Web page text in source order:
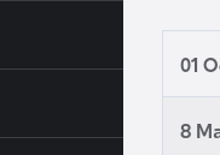
01
8